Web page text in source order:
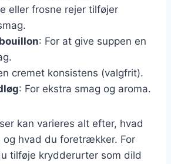
eller frosne rejer tilføjer
: For at give suppen en
cremet konsistens (valgfrit).
: For ekstra smag og aroma.
kan varieres alt efter, hvad
og hvad du foretrækker. For
tilføje krydderurter som dild